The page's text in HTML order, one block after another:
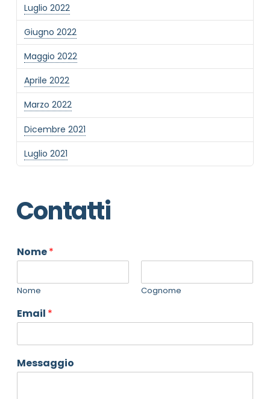
Luglio 2022
Giugno 2022
Maggio 2022
Aprile 2022
Marzo 2022
Dicembre 2021
Luglio 2021
Contatti
Nome*
Nome Cognome
Email *
Messaggio